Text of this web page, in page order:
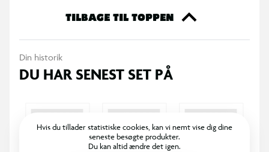
Babyer elsker den alsidige bevægelse, lyd og tekstur.
bølgede riller, bump og den præget smilende flade stimulerer
fingrene.
TILBAGE TIL TOPPEN
Din historik
DU HAR SENEST SET PÅ
Hvis du tillader statistiske cookies, kan vi nemt vise dig dine
seneste besøgte produkter.
Du kan altid ændre det igen.